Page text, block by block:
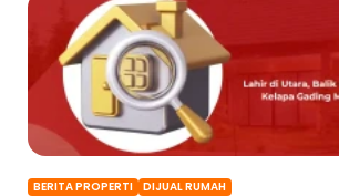
BERITA PROPERTI DIJUAL RUMAH